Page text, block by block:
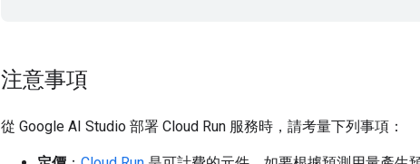
注意事項
從 Google AI Studio 部署 Cloud Run 服務時，請考量下列事項：